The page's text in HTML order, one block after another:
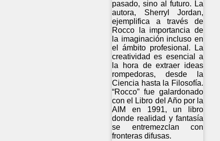
pasado, sino al futuro. La
autora, Sherryl Jordan,
ejemplifica a través de
Rocco la importancia de
la imaginación incluso en
el ámbito profesional. La
creatividad es esencial a
la hora de extraer ideas
rompedoras, desde la
Ciencia hasta la Filosofía.
“Rocco” fue galardonado
con el Libro del Año por la
AIM en 1991, un libro
donde realidad y fantasía
se entremezclan con
fronteras difusas.